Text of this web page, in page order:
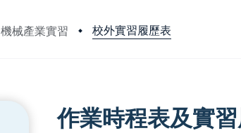
機械產業實習 校外實習履歷表
作業時程表及實